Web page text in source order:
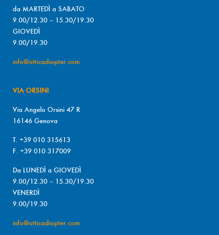
da MARTEDÌ a SABATO
9.00/12.30 – 15.30/19.30
GIOVEDÌ
9.00/19.30
info@otticadiopter.com
VIA ORSINI
Via Angelo Orsini 47 R
16146 Genova
T. +39 010 315613
F. +39 010 317009
Da LUNEDÌ a GIOVEDÌ
9.00/12.30 – 15.30/19.30
VENERDÌ
9.00/19.30
info@otticadiopter.com